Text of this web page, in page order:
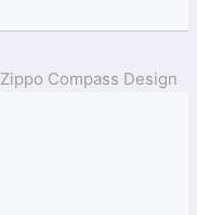
Zippo Compass Design